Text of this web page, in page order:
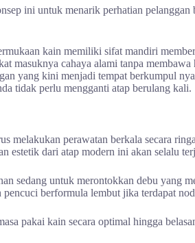
ini untuk menarik perhatian
kain memiliki sifat mandiri
masuknya cahaya alami tanpa membawa
yang kini menjadi tempat berkumpul
tidak perlu mengganti atap berulang kali.
melakukan perawatan berkala secara
estetik dari atap modern ini akan selalu
sedang untuk merontokkan debu yang
berformula lembut jika terdapat
pakai kain secara optimal hingga